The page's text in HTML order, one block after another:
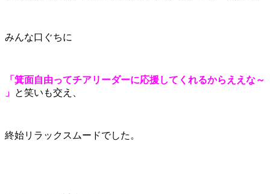
みんな口ぐちに
「箕面自由ってチアリーダーに応援してくれるからええな～
」 と笑いも交え、
終始リラックスムードでした。